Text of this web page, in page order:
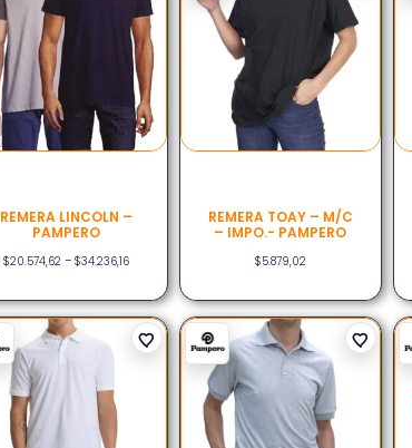
REMERA LINCOLN –
PAMPERO
$20.574,62 – $34.236,16
REMERA TOAY – M/C
– IMPO.- PAMPERO
$5.879,02